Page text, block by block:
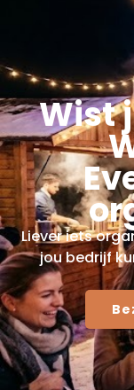
Wist
Liever iets
jou bedrijf